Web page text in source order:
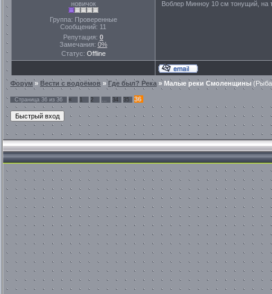
новичок
Группа: Проверенные
Сообщений: 11
Репутация: 0
Замечания: 0%
Статус: Offline
Воблер Минноу 10 см тонущий, на
Форум » Вести с водоёмов » Где был? Река » Малые реки Смоленщины
Страница 36 из 36 « 1 2 … 34 35 36